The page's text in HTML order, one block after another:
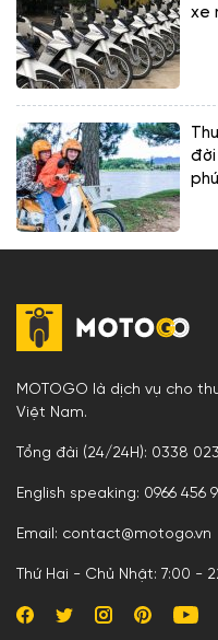
xe
đời
MOTOGO là dịch vụ cho
Việt Nam.
Tổng đài (24/24H): 0338
English speaking: 0966 456
Email: contact@motogo.vn
Thứ Hai - Chủ Nhật: 7:00 -